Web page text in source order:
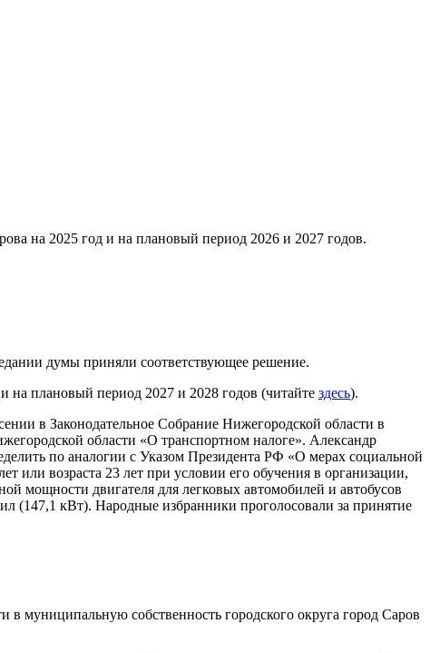
на 2025 год и на плановый период 2026 и 2027 годов.
думы приняли соответствующее решение.
на плановый период 2027 и 2028 годов (читайте здесь).
в Законодательное Собрание Нижегородской области в
области «О транспортном налоге». Александр
по аналогии с Указом Президента РФ «О мерах социальной
возраста 23 лет при условии его обучения в организации,
мощности двигателя для легковых автомобилей и автобусов
(147,1 кВт). Народные избранники проголосовали за принятие
муниципальную собственность городского округа город Саров